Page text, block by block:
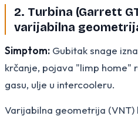
2. Turbina (Garrett
varijabilna
Simptom: Gubitak snage
krčanje, pojava "limp home"
gasu, ulje u intercooleru.
Varijabilna geometrija